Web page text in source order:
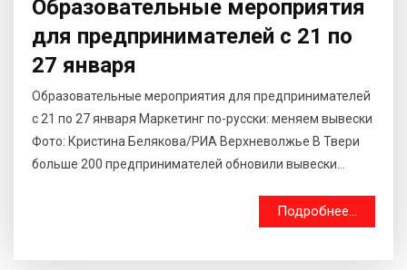
Образовательные мероприятия
для предпринимателей с 21 по
27 января
Образовательные мероприятия для предпринимателей
с 21 по 27 января Маркетинг по-русски: меняем вывески
Фото: Кристина Белякова/РИА Верхневолжье В Твери
больше 200 предпринимателей обновили вывески...
Подробнее...